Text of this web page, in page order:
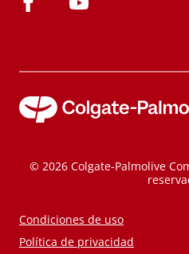
© 2026 Colgate-Palmolive
Condiciones de uso
Política de privacidad